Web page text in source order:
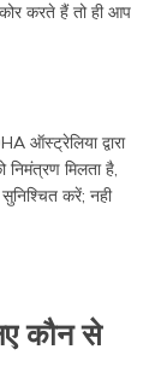
करते हैं तो ही आप
ऑस्ट्रेलिया द्वारा
निमंत्रण मिलता है,
करें; नही
कौन से